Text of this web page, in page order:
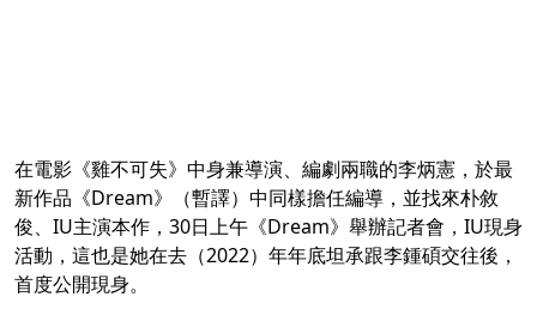
在電影《雞不可失》中身兼導演、編劇兩職的李炳憲，於最
新作品《Dream》（暫譯）中同樣擔任編導，並找來朴敘
俊、IU主演本作，30日上午《Dream》舉辦記者會，IU現身
活動，這也是她在去（2022）年年底坦承跟李鍾碩交往後，
首度公開現身。